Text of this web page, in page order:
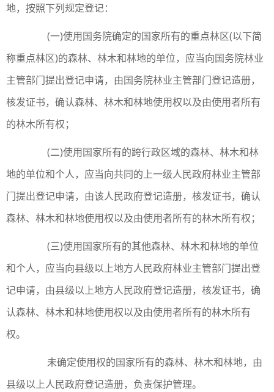
地，按照下列规定登记：
(一)使用国务院确定的国家所有的重点林区(以下简
称重点林区)的森林、林木和林地的单位，应当向国务院林业
主管部门提出登记申请，由国务院林业主管部门登记造册，
核发证书，确认森林、林木和林地使用权以及由使用者所有
的林木所有权；
(二)使用国家所有的跨行政区域的森林、林木和林
地的单位和个人，应当向共同的上一级人民政府林业主管部
门提出登记申请，由该人民政府登记造册，核发证书，确认
森林、林木和林地使用权以及由使用者所有的林木所有权；
(三)使用国家所有的其他森林、林木和林地的单位
和个人，应当向县级以上地方人民政府林业主管部门提出登
记申请，由县级以上地方人民政府登记造册，核发证书，确
认森林、林木和林地使用权以及由使用者所有的林木所有
权。
未确定使用权的国家所有的森林、林木和林地，由
县级以上人民政府登记造册，负责保护管理。